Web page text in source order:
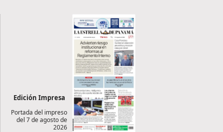
Edición Impresa
Portada del impreso
del 7 de agosto de
2026